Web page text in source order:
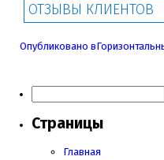
ОТЗЫВЫ КЛИЕНТОВ
Навигация
Опубликовано в
Страницы
Главная